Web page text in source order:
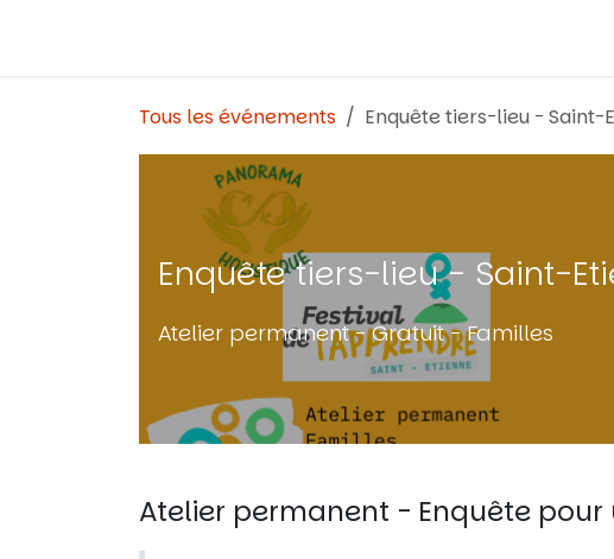
Tous les événements Enquête tiers-lieu - Saint-
Enquête tiers-lieu - Saint-
Atelier permanent - Gratuit - Familles
Atelier permanent - Enquête